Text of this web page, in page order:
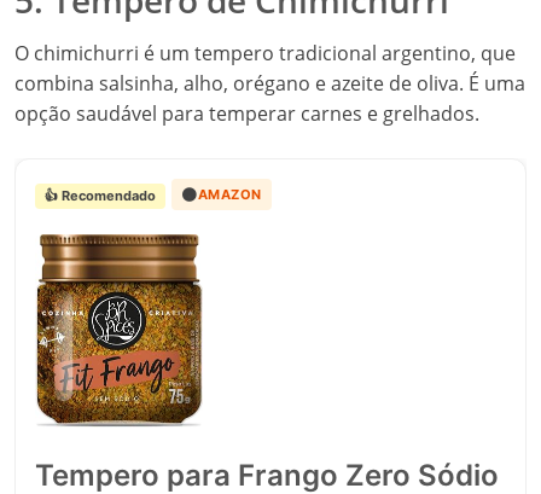
O chimichurri é um tempero tradicional argentino, que
combina salsinha, alho, orégano e azeite de oliva. É uma
opção saudável para temperar carnes e grelhados.
👍 Recomendado 🟠AMAZON
Tempero para Frango Zero Sódio